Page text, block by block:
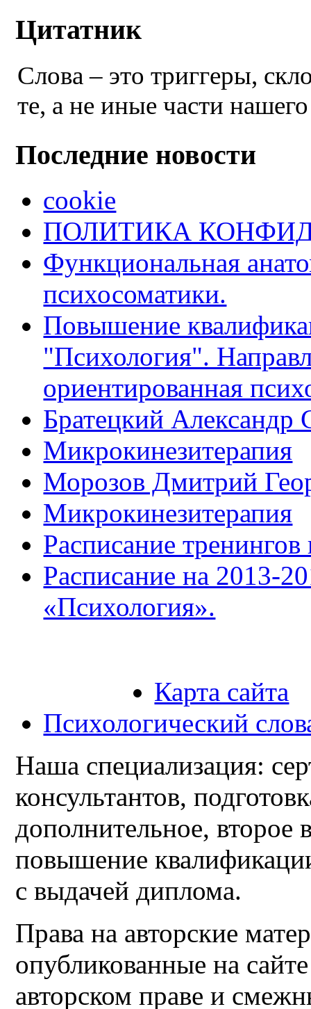
Цитатник
Слова – это триггеры,
те, а не иные части
Последние новости
cookie
ПОЛИТИКА
Функциональная
психосоматики.
Повышение
"Психология".
ориентированная
Братецкий Александр
Микрокинезитерапия
Морозов Дмитрий
Микрокинезитерапия
Расписание
Расписание на 2013-
«Психология».
Карта сайта
Психологический
Наша специализация:
консультантов,
дополнительное, второе
повышение
с выдачей диплома.
Права на авторские
опубликованные на
авторском праве и